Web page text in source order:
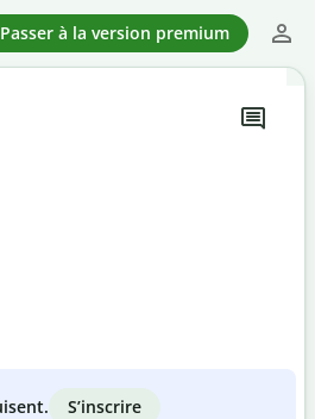
Passer à la version premium
S’inscrire